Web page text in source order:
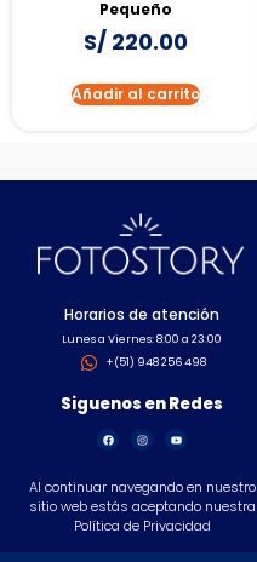
Pequeño
S/ 220.00
Añadir al carrito
Horarios de atención
Lunes a Viernes: 8:00 a 23:00
+(51) 948 256 498
Siguenos en Redes
Al continuar navegando en nuestro
sitio web estás aceptando nuestra
Política de Privacidad